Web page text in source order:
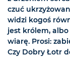
czuć
widzi kogoś
jest królem, albo
wiarę. Prosi:
Czy Dobry Łotr